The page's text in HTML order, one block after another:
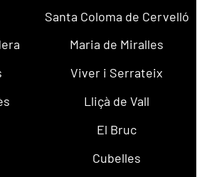
Santa Coloma de Cervelló
Maria de Miralles
Viver i Serrateix
Lliçà de Vall
El Bruc
Cubelles